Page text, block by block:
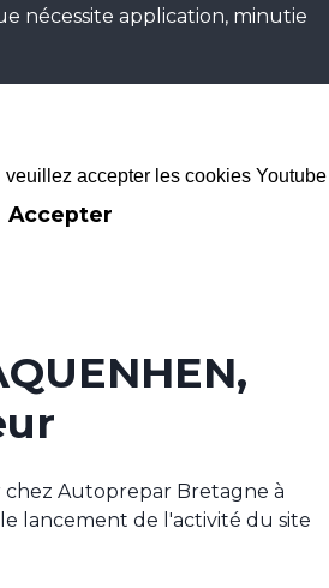
nécessite application, minutie
veuillez accepter les cookies Youtube
Accepter
chez Autoprepar Bretagne à
lancement de l'activité du site